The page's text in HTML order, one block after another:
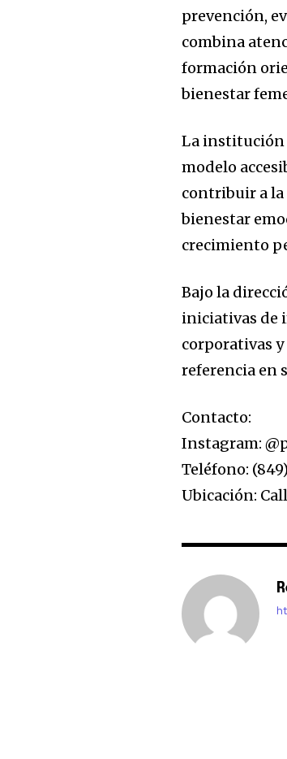
prevención,
combina
formación
bienestar
La institución
modelo
contribuir a la
bienestar
crecimiento
Bajo la
iniciativas de
corporativas
referencia en
Contacto:
Instagram:
Teléfono:
Ubicación: